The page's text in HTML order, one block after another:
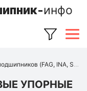
инфо
(FAG, INA, SKF, NSK, Timken и др.)
УПОРНЫЕ